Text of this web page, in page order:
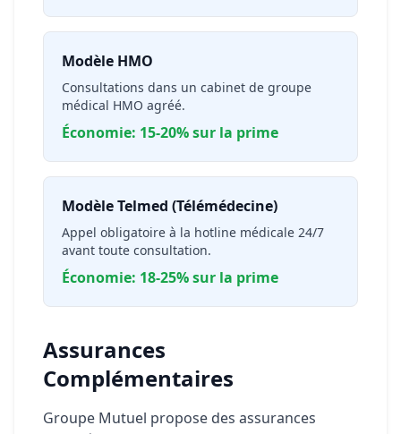
Modèle HMO
Consultations dans un cabinet de groupe
médical HMO agréé.
Économie: 15-20% sur la prime
Modèle Telmed (Télémédecine)
Appel obligatoire à la hotline médicale 24/7
avant toute consultation.
Économie: 18-25% sur la prime
Assurances
Complémentaires
Groupe Mutuel propose des assurances